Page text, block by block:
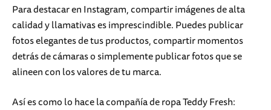
Para destacar en Instagram, compartir imágenes de alta
calidad y llamativas es imprescindible. Puedes publicar
fotos elegantes de tus productos, compartir momentos
detrás de cámaras o simplemente publicar fotos que se
alineen con los valores de tu marca.
Así es como lo hace la compañía de ropa Teddy Fresh: